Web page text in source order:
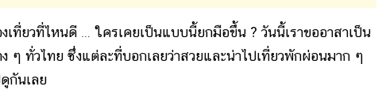
วที่ไหนดี … ใครเคยเป็นแบบนี้ยกมือขึ้น ? วันนี้เราขออาสาเป็น
ๆ ทั่วไทย ซึ่งแต่ละที่บอกเลยว่าสวยและน่าไปเที่ยวพักผ่อนมาก ๆ
กันเลย